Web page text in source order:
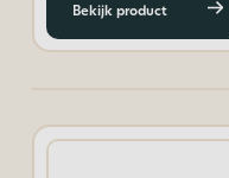
Bekijk product